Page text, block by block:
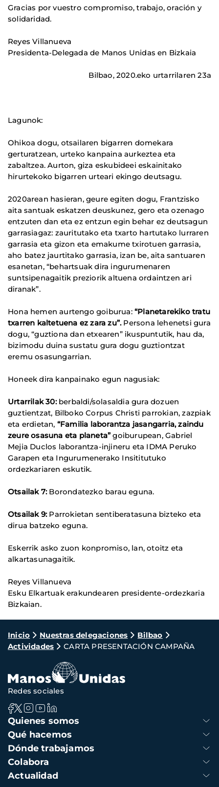
Gracias por vuestro compromiso, trabajo, oración y
solidaridad.
Reyes Villanueva
Presidenta-Delegada de Manos Unidas en Bizkaia
Bilbao, 2020.eko urtarrilaren 23a
Lagunok:
Ohikoa dogu, otsailaren bigarren domekara
gerturatzean, urteko kanpaina aurkeztea eta
zabaltzea. Aurton, giza eskubideei eskainitako
hirurtekoko bigarren urteari ekingo deutsagu.
2020arean hasieran, geure egiten dogu, Frantzisko
aita santuak eskatzen deuskunez, gero eta ozenago
entzuten dan eta ez entzun egin behar ez deutsagun
garrasiagaz: zauritutako eta txarto hartutako lurraren
garrasia eta gizon eta emakume txirotuen garrasia,
aho batez jaurtitako garrasia, izan be, aita santuaren
esanetan, “behartsuak dira ingurumenaren
suntsipenagaitik preziorik altuena ordaintzen ari
diranak”.
Hona hemen aurtengo goiburua: “Planetarekiko tratu
txarren kaltetuena ez zara zu”. Persona lehenetsi gura
dogu, “guztiona dan etxearen” ikuspuntutik, hau da,
bizimodu duina sustatu gura dogu guztiontzat
eremu osasungarrian.
Honeek dira kanpainako egun nagusiak:
Urtarrilak 30: berbaldi/solasaldia gura dozuen
guztientzat, Bilboko Corpus Christi parrokian, zazpiak
eta erdietan, “Familia laborantza jasangarria, zaindu
zeure osasuna eta planeta”goiburupean, Gabriel
Mejia Duclos laborantza-injineru eta IDMA Peruko
Garapen eta Ingurumenerako Insititutuko
ordezkariaren eskutik.
Otsailak 7: Borondatezko barau eguna.
Otsailak 9: Parrokietan sentiberatasuna bizteko eta
dirua batzeko eguna.
Eskerrik asko zuon konpromiso, lan, otoitz eta
alkartasunagaitik.
Reyes Villanueva
Esku Elkartuak erakundearen presidente-ordezkaria
Bizkaian.
Ruta
de
navegación
Inicio Nuestras delegaciones
Bilbao
Actividades
CARTA PRESENTACIÓN CAMPAÑA
Navegación
principal
Quienes somos
Qué hacemos
Dónde trabajamos
Colabora
Actualidad
Redes sociales